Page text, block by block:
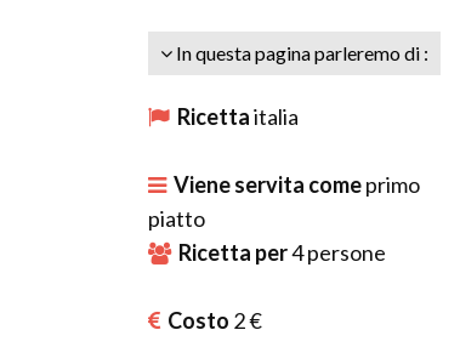
In questa pagina parleremo di :
Ricettaitalia
Viene servita comeprimo
piatto
Ricetta per4persone
Costo 2 €